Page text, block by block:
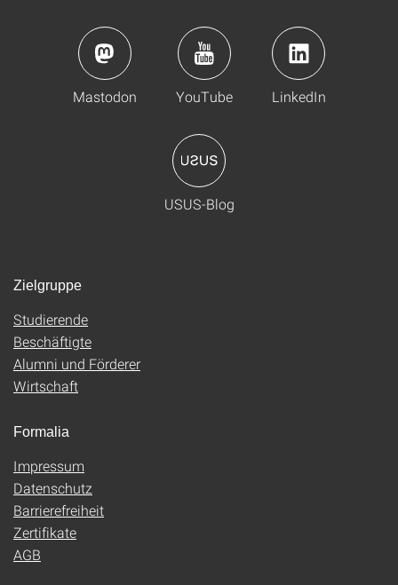
Mastodon YouTube LinkedIn
USUS-Blog
Zielgruppe
Studierende
Beschäftigte
Alumni und Förderer
Wirtschaft
Formalia
Impressum
Datenschutz
Barrierefreiheit
Zertifikate
AGB